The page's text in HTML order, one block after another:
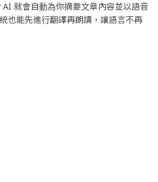
AI 就會自動為你摘要文章內容並以語音
也能先進行翻譯再朗讀，讓語言不再